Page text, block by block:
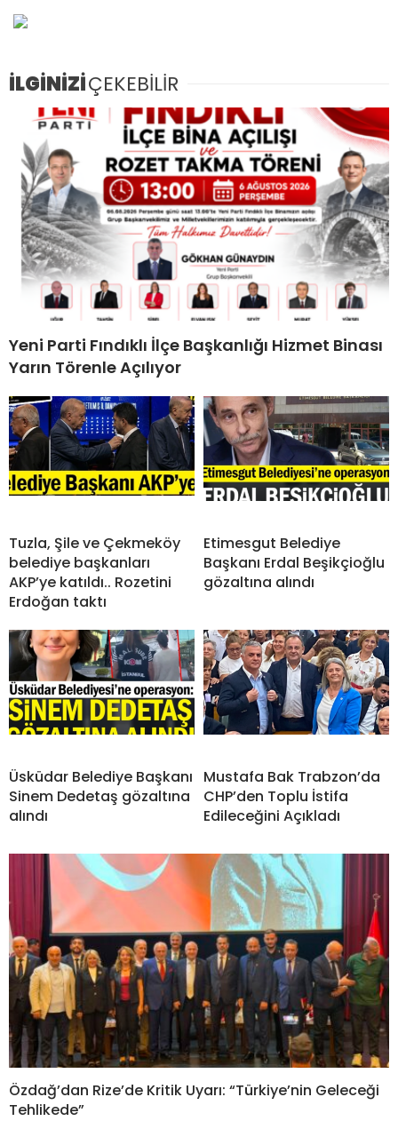
İLGİNİZİÇEKEBİLİR
Yeni Parti Fındıklı İlçe Başkanlığı Hizmet Binası
Yarın Törenle Açılıyor
Tuzla, Şile ve Çekmeköy
belediye başkanları
AKP’ye katıldı.. Rozetini
Erdoğan taktı
Etimesgut Belediye
Başkanı Erdal Beşikçioğlu
gözaltına alındı
Üsküdar Belediye Başkanı
Sinem Dedetaş gözaltına
alındı
Mustafa Bak Trabzon’da
CHP’den Toplu İstifa
Edileceğini Açıkladı
Özdağ’dan Rize’de Kritik Uyarı: “Türkiye’nin Geleceği
Tehlikede”